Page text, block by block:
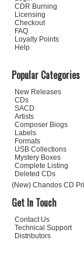
CDR Burning
Licensing
Checkout
FAQ
Loyalty Points
Help
Popular Categories
New Releases
CDs
SACD
Artists
Composer Biogs
Labels
Formats
USB Collections
Mystery Boxes
Complete Listing
Deleted CDs
(New) Chandos CD
Get In Touch
Contact Us
Technical Support
Distributors